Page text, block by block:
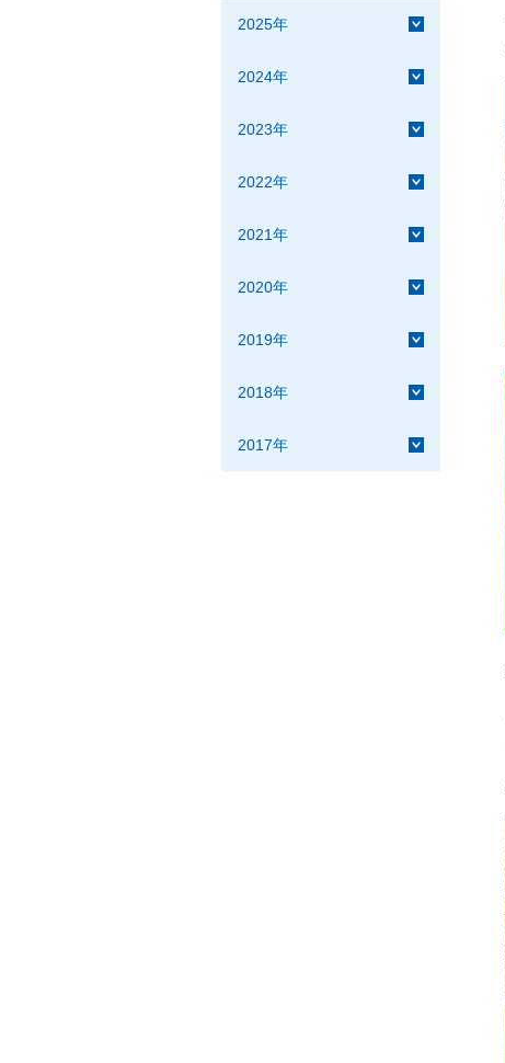
2025年
2024年
2023年
2022年
2021年
2020年
2019年
2018年
2017年